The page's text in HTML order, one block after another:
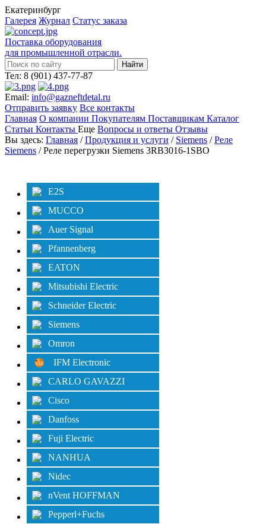
Екатеринбург
Галерея Журнал Статус заказа
Поставка оборудования
для промышленной отрасли.
Тел: 8 (901) 437-77-87
Email: info@gazneftdetal.ru
Отправить заявку Все контакты
Главная О компании Покупателям Поставщикам Каталог
Статьи Контакты Еще Вопросы и ответы Отзывы
Вы здесь: Главная /Продукция и услуги / Siemens /Реле
Siemens / Реле перегрузки Siemens 3RB3016-1SBO
E2S
MUCCO
Auer Signal
Pfannenberg
EATON
Mitsubishi Electric
Schneider Electric
Siemens
Omron
IFM Electronic
CARLO GAVAZZI
Cisco
Danfoss
Fuji Electric
NANHUA
Nidec
nVent HOFFMAN
Pepperl+Fuchs